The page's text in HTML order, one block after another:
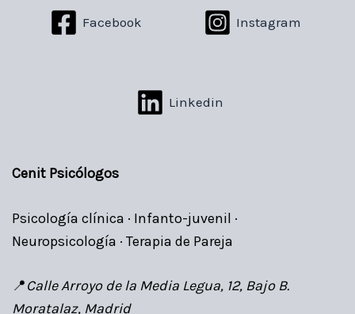
Facebook Instagram
Linkedin
Cenit Psicólogos
Psicología clínica · Infanto-juvenil ·
Neuropsicología · Terapia de Pareja
📍Calle Arroyo de la Media Legua, 12, Bajo B.
Moratalaz, Madrid